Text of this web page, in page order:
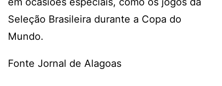
Seleção Brasileira durante a Copa do
Mundo.
Fonte Jornal de Alagoas